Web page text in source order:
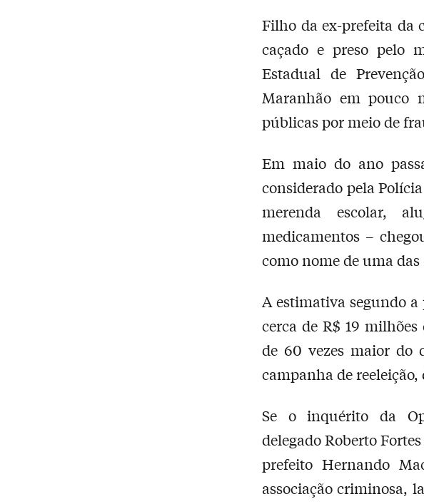
Filho da ex-prefeita da
caçado e preso pelo
Estadual de
Maranhão em pouco
públicas por meio de
Em maio do ano
considerado pela
merenda escolar,
medicamentos –
como nome de uma
A estimativa segundo
cerca de R$ 19
de 60 vezes maior do
campanha de reeleição,
Se o inquérito da
delegado Roberto
prefeito Hernando
associação criminosa,